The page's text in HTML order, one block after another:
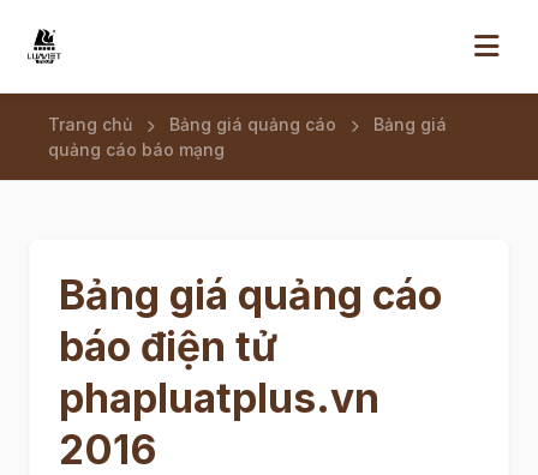
Trang chủ Bảng giá quảng cáo
Bảng giá
quảng cáo báo mạng
Bảng giá quảng cáo
báo điện tử
phapluatplus.vn
2016